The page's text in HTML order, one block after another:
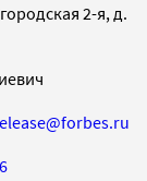
2-я, д.